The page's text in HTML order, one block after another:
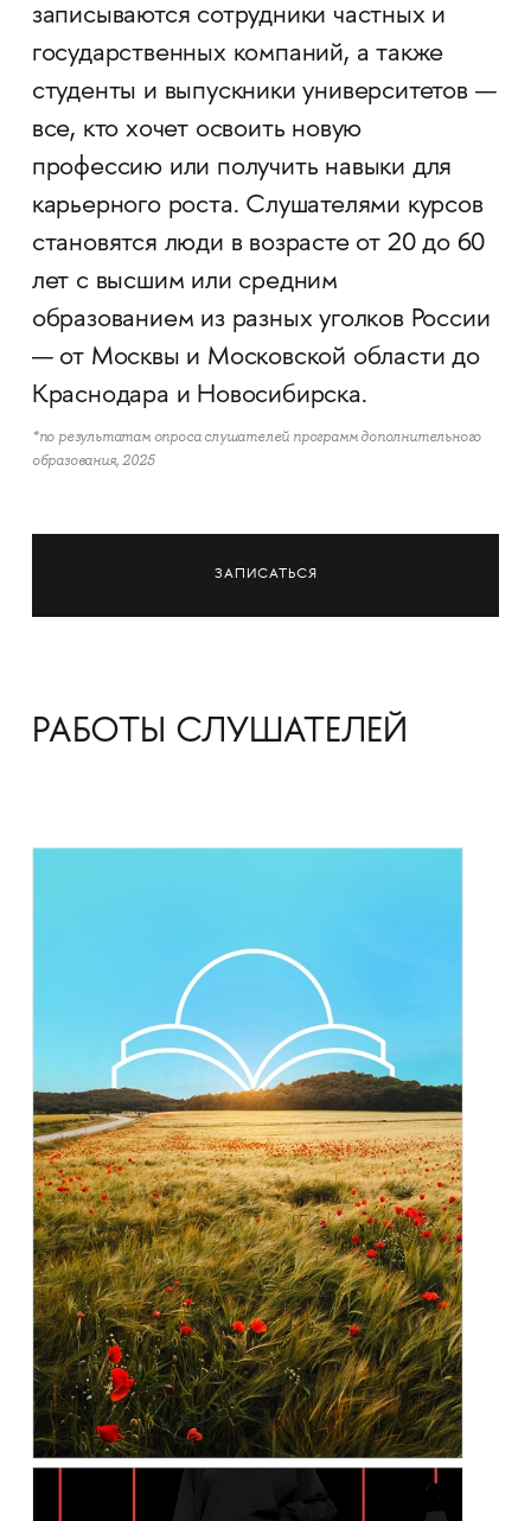
записываются сотрудники частных и
государственных компаний, а также
студенты и выпускники университетов —
все, кто хочет освоить новую
профессию или получить навыки для
карьерного роста. Слушателями курсов
становятся люди в возрасте от 20 до 60
лет с высшим или средним
образованием из разных уголков России
— от Москвы и Московской области до
Краснодара и Новосибирска.
*по результатам опроса слушателей программ дополнительного
образования, 2025
ЗАПИСАТЬСЯ
РАБОТЫ СЛУШАТЕЛЕЙ